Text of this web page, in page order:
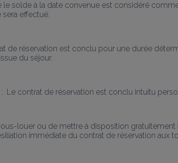
le solde à la date convenue est considéré
effectué.
de réservation est conclu pour une durée
du séjour.
:  Le contrat de réservation est conclu intuitu
louer ou de mettre à disposition
immédiate du contrat de réservation aux